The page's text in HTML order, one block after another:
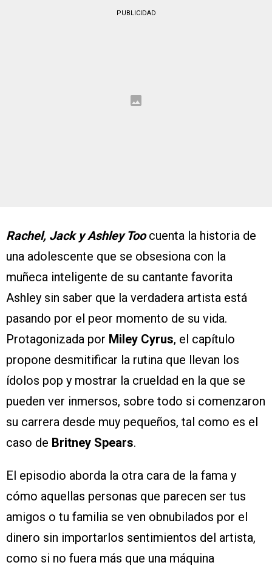
PUBLICIDAD
Rachel, Jack y Ashley Toocuenta la historia de
una adolescente que se obsesiona con la
muñeca inteligente de su cantante favorita
Ashley sin saber que la verdadera artista está
pasando por el peor momento de su vida.
Protagonizada por Miley Cyrus, el capítulo
propone desmitificar la rutina que llevan los
ídolos pop y mostrar la crueldad en la que se
pueden ver inmersos, sobre todo si comenzaron
su carrera desde muy pequeños, tal como es el
caso de Britney Spears.
El episodio aborda la otra cara de la fama y
cómo aquellas personas que parecen ser tus
amigos o tu familia se ven obnubilados por el
dinero sin importarlos sentimientos del artista,
como si no fuera más que una máquina